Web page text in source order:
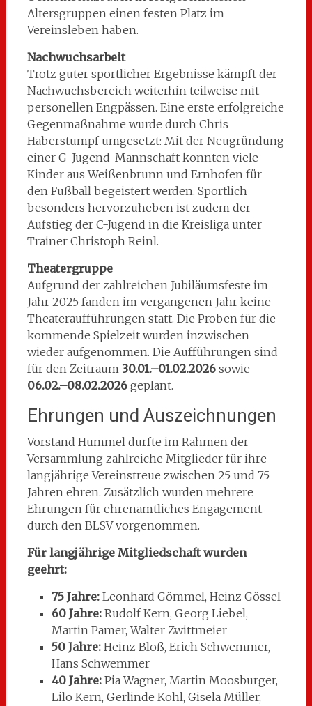
Altersgruppen einen festen Platz im
Vereinsleben haben.
Nachwuchsarbeit
Trotz guter sportlicher Ergebnisse kämpft der
Nachwuchsbereich weiterhin teilweise mit
personellen Engpässen. Eine erste erfolgreiche
Gegenmaßnahme wurde durch Chris
Haberstumpf umgesetzt: Mit der Neugründung
einer G-Jugend-Mannschaft konnten viele
Kinder aus Weißenbrunn und Ernhofen für
den Fußball begeistert werden. Sportlich
besonders hervorzuheben ist zudem der
Aufstieg der C-Jugend in die Kreisliga unter
Trainer Christoph Reinl.
Theatergruppe
Aufgrund der zahlreichen Jubiläumsfeste im
Jahr 2025 fanden im vergangenen Jahr keine
Theateraufführungen statt. Die Proben für die
kommende Spielzeit wurden inzwischen
wieder aufgenommen. Die Aufführungen sind
für den Zeitraum 30.01.–01.02.2026sowie
06.02.–08.02.2026geplant.
Ehrungen und Auszeichnungen
Vorstand Hummel durfte im Rahmen der
Versammlung zahlreiche Mitglieder für ihre
langjährige Vereinstreue zwischen 25 und 75
Jahren ehren. Zusätzlich wurden mehrere
Ehrungen für ehrenamtliches Engagement
durch den BLSV vorgenommen.
Für langjährige Mitgliedschaft wurden
geehrt:
75 Jahre:Leonhard Gömmel, Heinz Gössel
60 Jahre:Rudolf Kern, Georg Liebel,
Martin Pamer, Walter Zwittmeier
50 Jahre:Heinz Bloß, Erich Schwemmer,
Hans Schwemmer
40 Jahre:Pia Wagner, Martin Moosburger,
Lilo Kern, Gerlinde Kohl, Gisela Müller,